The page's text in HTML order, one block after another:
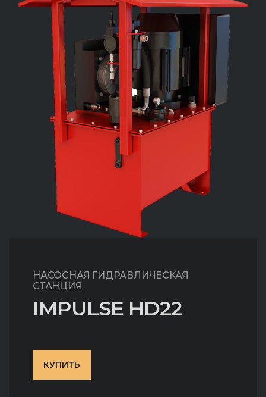
НАСОСНАЯ ГИДРАВЛИЧЕСКАЯ
СТАНЦИЯ
IMPULSE НD22
КУПИТЬ